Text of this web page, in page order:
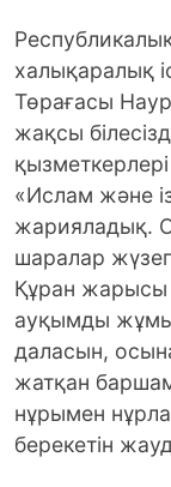
халықаралық
Төрағасы
жақсы
«Ислам және
жарияладық.
шаралар
Құран жарысы
ауқымды
даласын,
жатқан
нұрымен
берекетін